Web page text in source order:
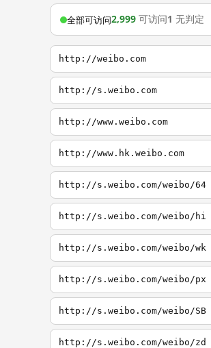
全部可访问2,999 可访问1 无判定
http://weibo.com
http://s.weibo.com
http://www.weibo.com
http://www.hk.weibo.com
http://s.weibo.com/weibo/64
http://s.weibo.com/weibo/hi
http://s.weibo.com/weibo/wk
http://s.weibo.com/weibo/px
http://s.weibo.com/weibo/SB
http://s.weibo.com/weibo/zd